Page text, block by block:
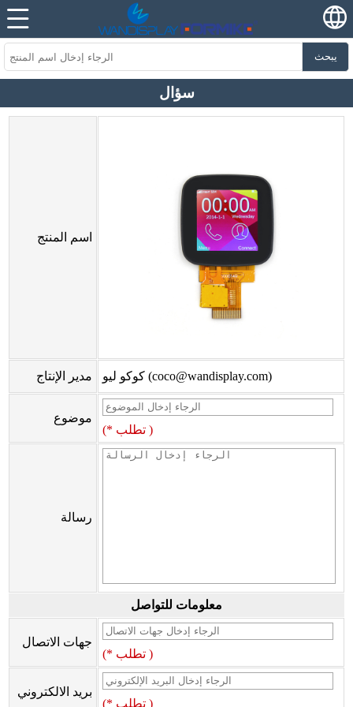
يبحث
سؤال
اسم المنتج
مدير الإنتاج كوكو ليو (coco@wandisplay.com)
موضوع
(* تطلب )
رسالة
معلومات للتواصل
جهات الاتصال
(* تطلب )
بريد الالكتروني
(* تطلب )